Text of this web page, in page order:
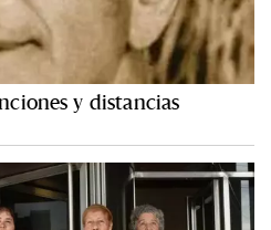
y distancias